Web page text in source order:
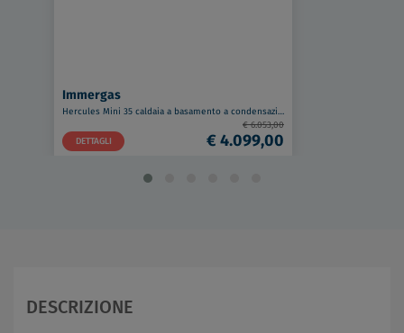
Immergas
Hercules Mini 35 caldaia a basamento a condensazione 35 KW a metano - con boiler da 120lt codice prod: 3.035064
DETTAGLI
€ 6.053,00
€ 4.099,00
DESCRIZIONE